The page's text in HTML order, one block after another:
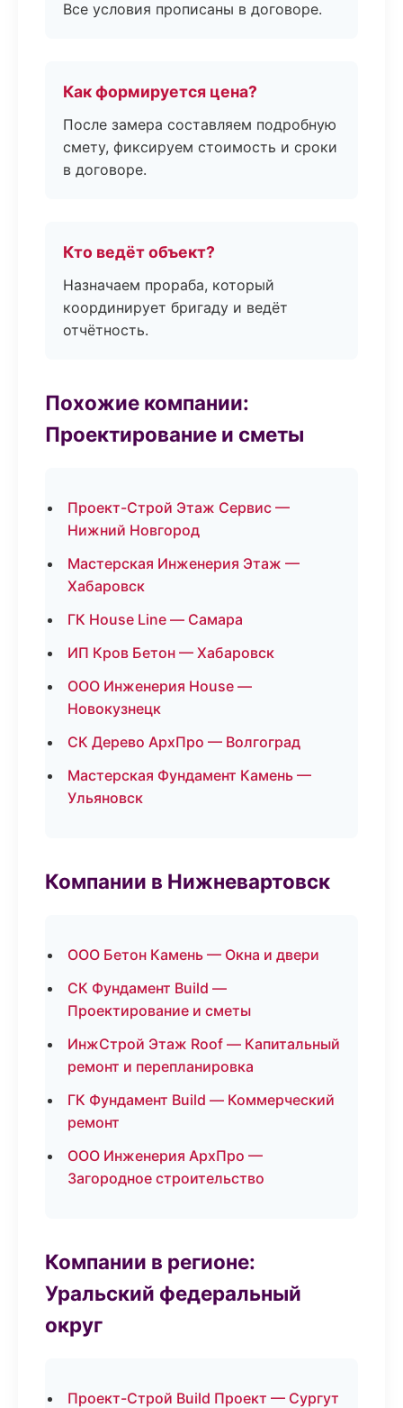
Все условия прописаны в договоре.
Как формируется цена?
После замера составляем подробную
смету, фиксируем стоимость и сроки
в договоре.
Кто ведёт объект?
Назначаем прораба, который
координирует бригаду и ведёт
отчётность.
Похожие компании:
Проектирование и сметы
Проект-Строй Этаж Сервис —
Нижний Новгород
Мастерская Инженерия Этаж —
Хабаровск
ГК House Line — Самара
ИП Кров Бетон — Хабаровск
ООО Инженерия House —
Новокузнецк
СК Дерево АрхПро — Волгоград
Мастерская Фундамент Камень —
Ульяновск
Компании в Нижневартовск
ООО Бетон Камень — Окна и двери
СК Фундамент Build —
Проектирование и сметы
ИнжСтрой Этаж Roof — Капитальный
ремонт и перепланировка
ГК Фундамент Build — Коммерческий
ремонт
ООО Инженерия АрхПро —
Загородное строительство
Компании в регионе:
Уральский федеральный
округ
Проект-Строй Build Проект — Сургут